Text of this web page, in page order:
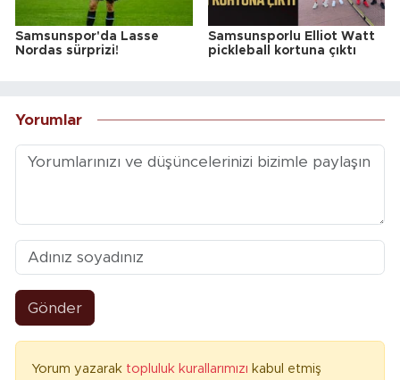
Samsunspor'da Lasse
Nordas sürprizi!
Samsunsporlu Elliot Watt
pickleball kortuna çıktı
Yorumlar
Gönder
Yorum yazarak topluluk kurallarımızı kabul etmiş